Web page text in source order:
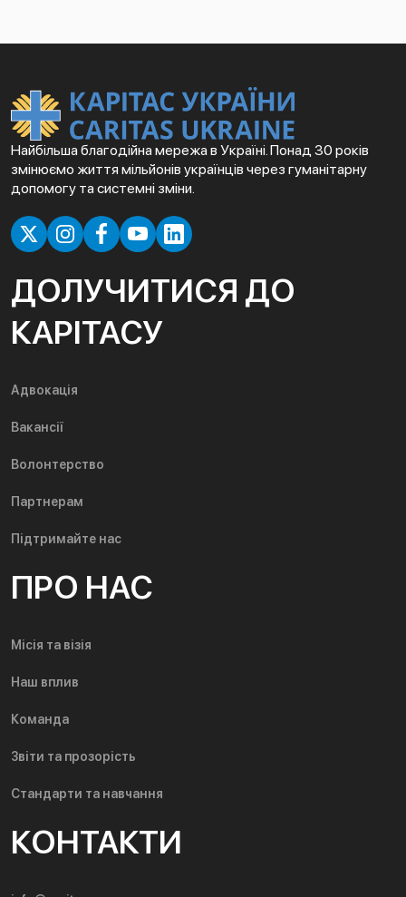
Найбільша благодійна мережа в Україні. Понад 30 років
змінюємо життя мільйонів українців через гуманітарну
допомогу та системні зміни.
ДОЛУЧИТИСЯ ДО
КАРІТАСУ
Адвокація
Вакансії
Волонтерство
Партнерам
Підтримайте нас
ПРО НАС
Місія та візія
Наш вплив
Команда
Звіти та прозорість
Стандарти та навчання
КОНТАКТИ